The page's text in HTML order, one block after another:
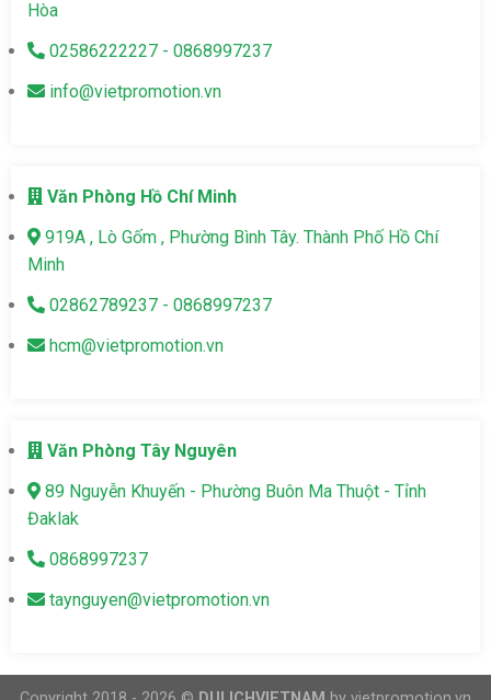
Hòa
02586222227 - 0868997237
info@vietpromotion.vn
Văn Phòng Hồ Chí Minh
919A , Lò Gốm , Phường Bình Tây. Thành Phố Hồ Chí
Minh
02862789237 - 0868997237
hcm@vietpromotion.vn
Văn Phòng Tây Nguyên
89 Nguyễn Khuyến - Phường Buôn Ma Thuột - Tỉnh
Đaklak
0868997237
taynguyen@vietpromotion.vn